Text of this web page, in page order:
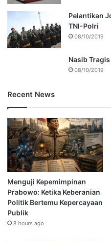
Pelantikan
TNI-Polri
08/10/2019
Nasib
08/10/2019
Recent News
Menguji Kepemimpinan
Prabowo: Ketika Keberanian
Politik Bertemu Kepercayaan
Publik
8 hours ago